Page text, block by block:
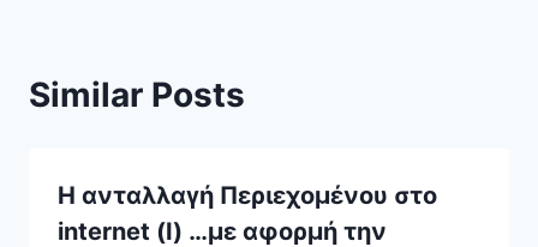
Similar Posts
Η ανταλλαγή Περιεχομένου στο
internet (Ι) …με αφορμή την